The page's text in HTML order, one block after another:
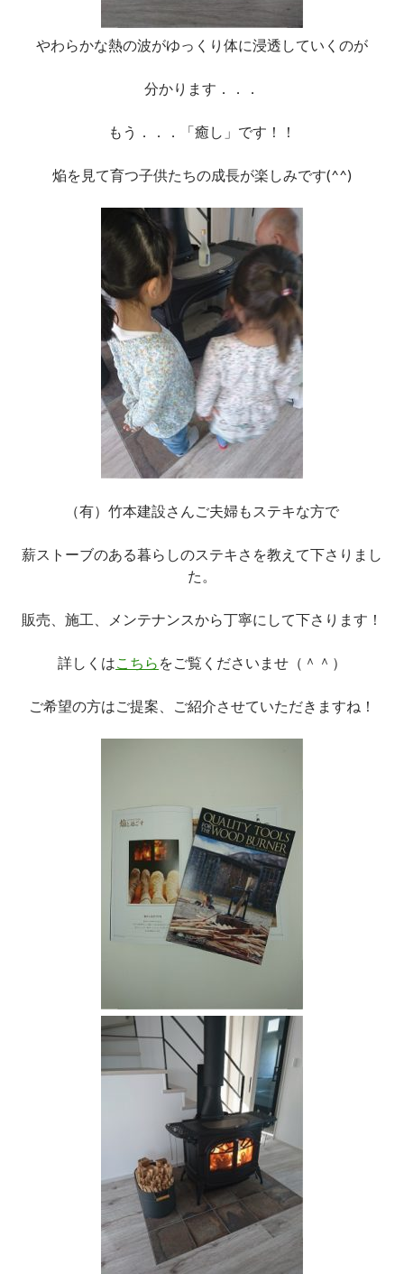
やわらかな熱の波がゆっくり体に浸透していくのが
分かります．．．
もう．．．「癒し」です！！
焔を見て育つ子供たちの成長が楽しみです(^^)
（有）竹本建設さんご夫婦もステキな方で
薪ストーブのある暮らしのステキさを教えて下さりまし
た。
販売、施工、メンテナンスから丁寧にして下さります！
詳しくはこちら をご覧くださいませ（＾＾）
ご希望の方はご提案、ご紹介させていただきますね！